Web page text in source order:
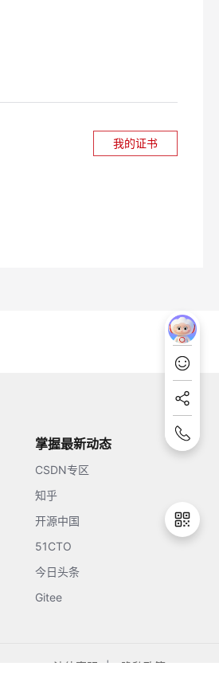
我的证书
掌握最新动态
CSDN专区
知乎
开源中国
51CTO
今日头条
Gitee
法律声明 隐私政策